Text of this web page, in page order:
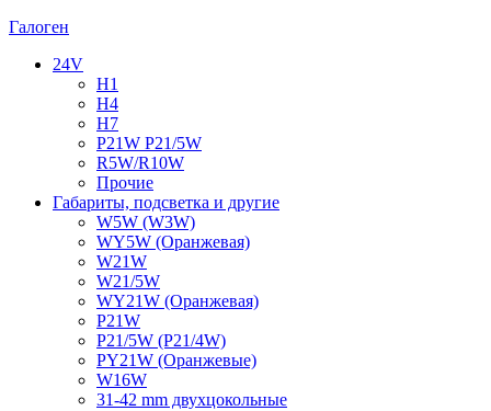
Галоген
24V
H1
H4
H7
P21W P21/5W
R5W/R10W
Прочие
Габариты, подсветка и другие
W5W (W3W)
WY5W (Оранжевая)
W21W
W21/5W
WY21W (Оранжевая)
P21W
P21/5W (P21/4W)
PY21W (Оранжевые)
W16W
31-42 mm двухцокольные